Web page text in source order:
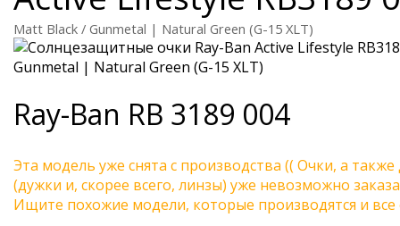
Matt Black / Gunmetal | Natural Green (G-15 XLT)
Ray-Ban RB 3189 004
Эта модель уже снята с производства (( Очки, а
(дужки и, скорее всего, линзы) уже невозможно
Ищите похожие модели, которые производятся и